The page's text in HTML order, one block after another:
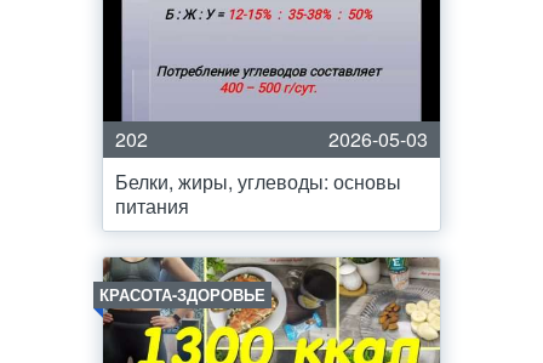
202
2026-05-03
Белки, жиры, углеводы: основы
питания
КРАСОТА-ЗДОРОВЬЕ